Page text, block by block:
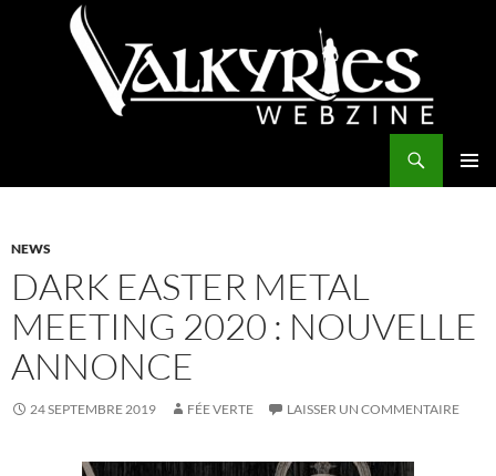
NEWS
DARK EASTER METAL
MEETING 2020 : NOUVELLE
ANNONCE
24 SEPTEMBRE 2019 FÉE VERTE LAISSER UN COMMENTAIRE